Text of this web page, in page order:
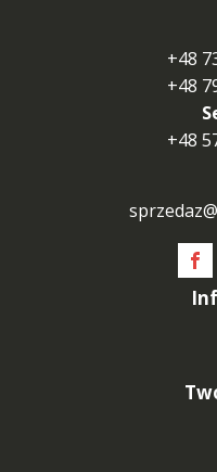
+48
+48
+48